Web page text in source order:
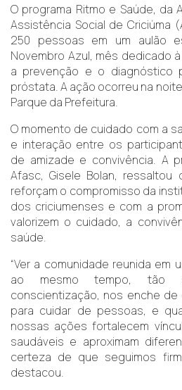
O programa Ritmo e Saúde, da
Assistência Social de Criciúma
250 pessoas em um aulão
Novembro Azul, mês dedicado
a prevenção e o diagnóstico
próstata. A ação ocorreu na
Parque da Prefeitura.
O momento de cuidado com a
e interação entre os
de amizade e convivência. A
Afasc, Gisele Bolan,
reforçam o compromisso da
dos criciumenses e com a
valorizem o cuidado, a
saúde.
“Ver a comunidade reunida em
ao mesmo tempo, tão
conscientização, nos enche
para cuidar de pessoas, e
nossas ações fortalecem
saudáveis e aproximam
certeza de que seguimos
destacou.